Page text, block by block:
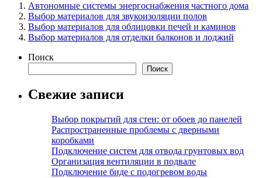
Автономные системы энергоснабжения частного дома
Выбор материалов для звукоизоляции полов
Выбор материалов для облицовки печей и каминов
Выбор материалов для отделки балконов и лоджий
Поиск
Поиск
Свежие записи
Выбор покрытий для стен: от обоев до панелей
Распространенные проблемы с дверными
коробками
Подключение систем для отвода грунтовых вод
Организация вентиляции в подвале
Подключение биде с подогревом воды